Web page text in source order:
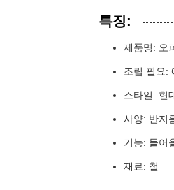
특징:
제품명: 오
조립 필요:
스타일: 현
사양: 반지
기능: 들어
재료: 철